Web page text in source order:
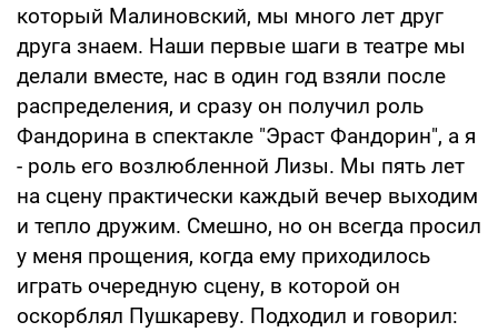
который Малиновский, мы много лет друг
друга знаем. Наши первые шаги в театре мы
делали вместе, нас в один год взяли после
распределения, и сразу он получил роль
Фандорина в спектакле "Эраст Фандорин", а я
- роль его возлюбленной Лизы. Мы пять лет
на сцену практически каждый вечер выходим
и тепло дружим. Смешно, но он всегда просил
у меня прощения, когда ему приходилось
играть очередную сцену, в которой он
оскорблял Пушкареву. Подходил и говорил: